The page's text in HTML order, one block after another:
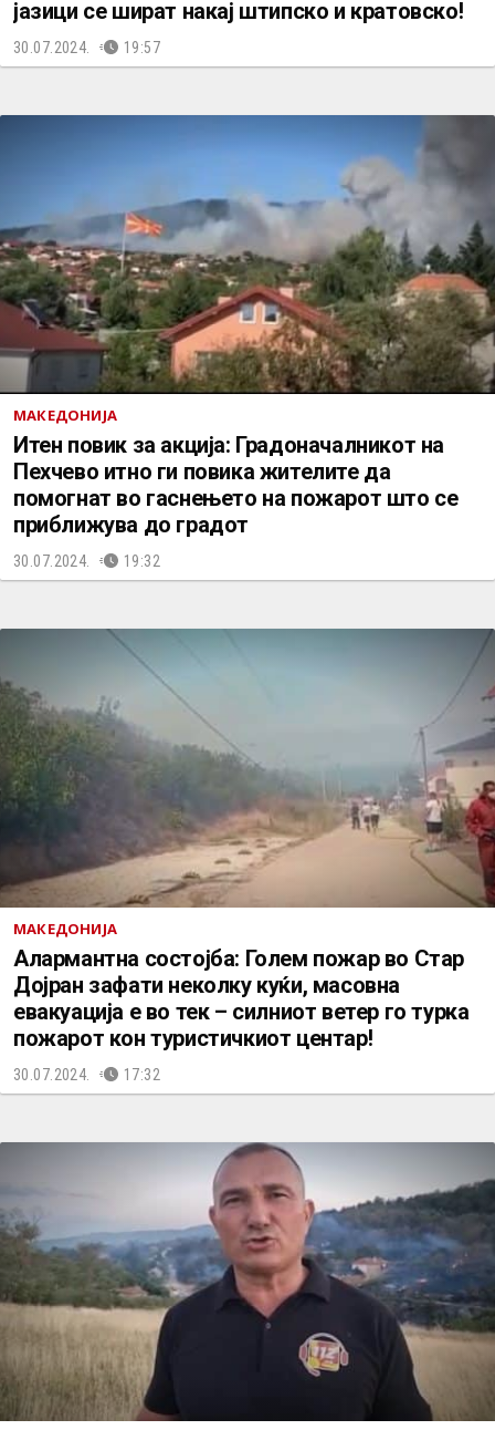
јазици се шират накај штипско и кратовско!
30.07.2024. 19:57
МАКЕДОНИЈА
Итен повик за акција: Градоначалникот на
Пехчево итно ги повика жителите да
помогнат во гаснењето на пожарот што се
приближува до градот
30.07.2024. 19:32
МАКЕДОНИЈА
Алармантна состојба: Голем пожар во Стар
Дојран зафати неколку куќи, масовна
евакуација е во тек – силниот ветер го турка
пожарот кон туристичкиот центар!
30.07.2024. 17:32